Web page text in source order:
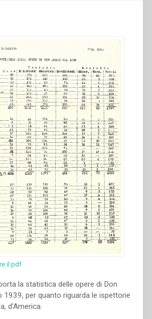
il pdf
la statistica delle opere di Don
1939, per quanto riguarda le ispettorie
d’America.